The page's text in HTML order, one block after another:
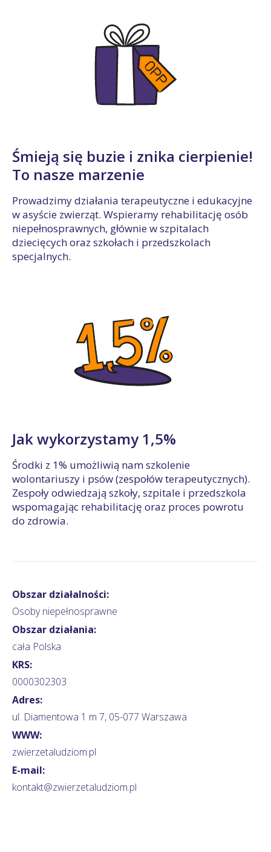
Śmieją się buzie i znika cierpienie!
To nasze marzenie
Prowadzimy działania terapeutyczne i edukacyjne
w asyście zwierząt. Wspieramy rehabilitację osób
niepełnosprawnych, głównie w szpitalach
dziecięcych oraz szkołach i przedszkolach
specjalnych.
Jak wykorzystamy 1,5%
Środki z 1% umożliwią nam szkolenie
wolontariuszy i psów (zespołów terapeutycznych).
Zespoły odwiedzają szkoły, szpitale i przedszkola
wspomagając rehabilitację oraz proces powrotu
do zdrowia.
Obszar działalności:
Osoby niepełnosprawne
Obszar działania:
cała Polska
KRS:
0000302303
Adres:
ul. Diamentowa 1 m 7, 05-077 Warszawa
WWW:
zwierzetaludziom.pl
E-mail:
kontakt@zwierzetaludziom.pl